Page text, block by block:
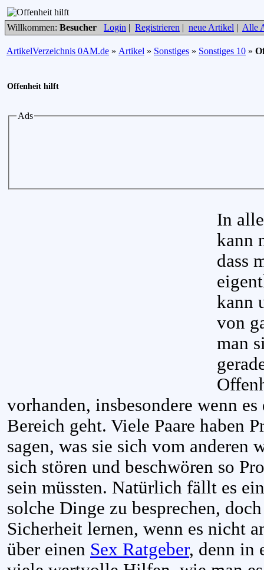
Willkommen: Besucher Login | Registrieren | neue Artikel | Alle
ArtikelVerzeichnis 0AM.de » Artikel » Sonstiges » Sonstiges 10 »
Offenheit hilft
Ads
In
kann
dass
kann
von
man
vorhanden, insbesondere wenn
Bereich geht. Viele Paare haben
sagen, was sie sich vom anderen
sich stören und beschwören so
sein müssten. Natürlich fällt es
solche Dinge zu besprechen,
Sicherheit lernen, wenn es nicht
über einen Sex Ratgeber, denn in